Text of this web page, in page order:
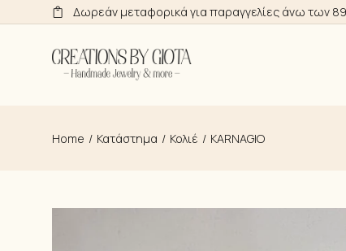
to
content
Δωρεάν μεταφορικά για παραγγελίες άνω των
Home Κατάστημα Κολιέ KARNAGIO